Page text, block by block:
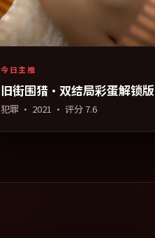
今日主推
旧街围猎·双结局彩蛋解锁版
犯罪· 2021 · 评分 7.6